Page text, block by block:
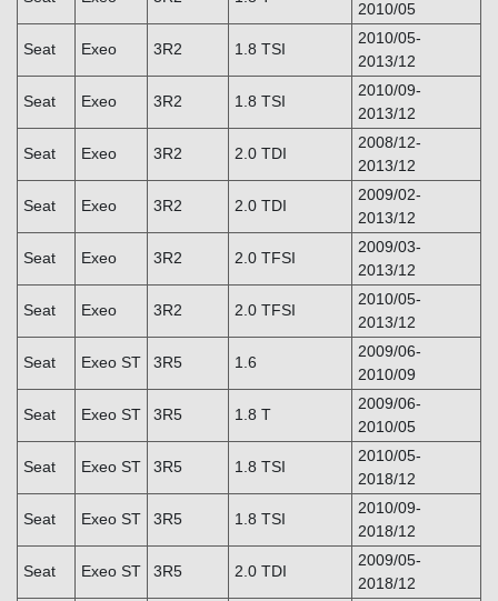
2010/05
Seat Exeo 3R2 1.8 TSI
2010/05-
2013/12
Seat Exeo 3R2 1.8 TSI
2010/09-
2013/12
Seat Exeo 3R2 2.0 TDI
2008/12-
2013/12
Seat Exeo 3R2 2.0 TDI
2009/02-
2013/12
Seat Exeo 3R2 2.0 TFSI
2009/03-
2013/12
Seat Exeo 3R2 2.0 TFSI
2010/05-
2013/12
Seat Exeo ST 3R5 1.6
2009/06-
2010/09
Seat Exeo ST 3R5 1.8 T
2009/06-
2010/05
Seat Exeo ST 3R5 1.8 TSI
2010/05-
2018/12
Seat Exeo ST 3R5 1.8 TSI
2010/09-
2018/12
Seat Exeo ST 3R5 2.0 TDI
2009/05-
2018/12